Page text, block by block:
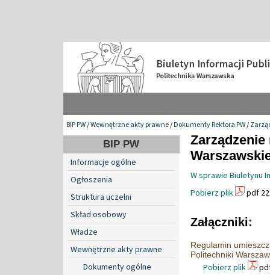
BIP PW/Wewnętrzne akty prawne/Dokumenty Rektora PW/
BIP PW
Informacje ogólne
Ogłoszenia
Struktura uczelni
Skład osobowy
Władze
Wewnętrzne akty prawne
Dokumenty ogólne
W sprawie Biuletynu
Pobierz plik
pdf
Załączniki:
Regulamin
Politechniki
Pobierz plik